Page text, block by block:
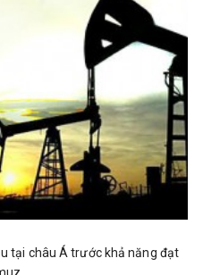
tại châu Á trước khả năng đạt